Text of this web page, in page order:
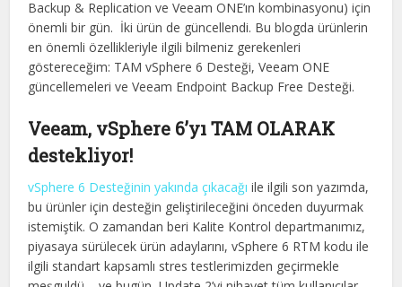
Backup & Replication ve Veeam ONE’ın kombinasyonu) için
önemli bir gün. İki ürün de güncellendi. Bu blogda ürünlerin
en önemli özellikleriyle ilgili bilmeniz gerekenleri
göstereceğim: TAM vSphere 6 Desteği, Veeam ONE
güncellemeleri ve Veeam Endpoint Backup Free Desteği.
Veeam, vSphere 6’yı TAM OLARAK
destekliyor!
vSphere 6 Desteğinin yakında çıkacağı ile ilgili son yazımda,
bu ürünler için desteğin geliştirileceğini önceden duyurmak
istemiştik. O zamandan beri Kalite Kontrol departmanımız,
piyasaya sürülecek ürün adaylarını, vSphere 6 RTM kodu ile
ilgili standart kapsamlı stres testlerimizden geçirmekle